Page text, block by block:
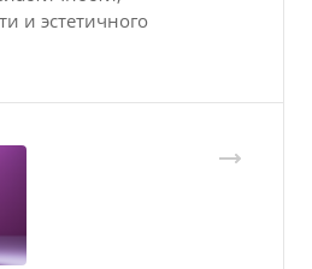
и эстетичного